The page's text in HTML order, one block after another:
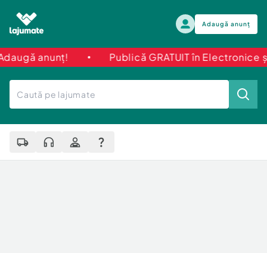
Adaugă anunț
Publică GRATUIT în Electronice și